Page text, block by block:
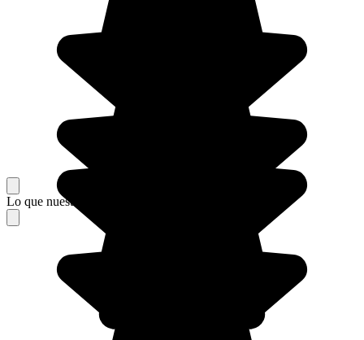
Lo que nuestros viajeros piensan de su estancia